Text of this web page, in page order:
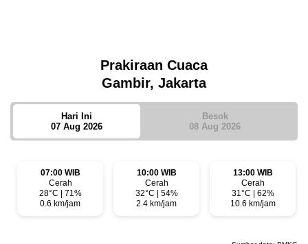
Prakiraan Cuaca
Gambir, Jakarta
Hari Ini
07 Aug 2026
Besok
08 Aug 2026
07:00 WIB
Cerah
28°C | 71%
0.6 km/jam
10:00 WIB
Cerah
32°C | 54%
2.4 km/jam
13:00 WIB
Cerah
31°C | 62%
10.6 km/jam